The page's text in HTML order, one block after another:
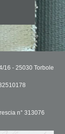
16 - 25030 Torbole
n° 313076